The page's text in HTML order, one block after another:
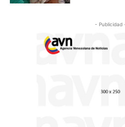
- Publicidad